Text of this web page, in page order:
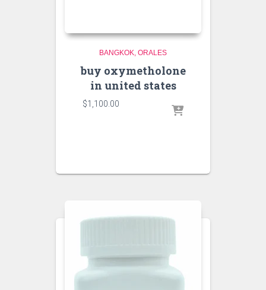
BANGKOK ORALES
buy oxymetholone
in united states
$1,100.00